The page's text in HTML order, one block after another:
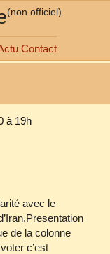
(non officiel)
Contact
à 19h
avec le
de la colonne
c’est